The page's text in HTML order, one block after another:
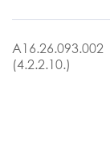
А16.26.093.002
(4.2.2.10.)